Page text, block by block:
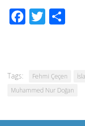
Facebook
Tags: Fehmi Çeçen
Muhammed Nur Doğan